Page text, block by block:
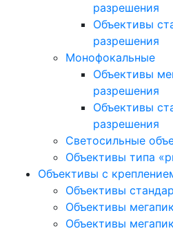
разрешения
Объективы
разрешения
Монофокальные
Объективы
разрешения
Объективы
разрешения
Светосильные
Объективы типа
Объективы с
Объективы
Объективы
Объективы